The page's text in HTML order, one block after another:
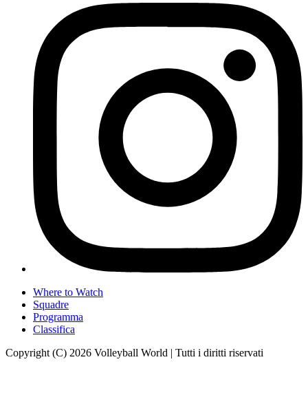
Where to Watch
Squadre
Programma
Classifica
Copyright (C) 2026 Volleyball World | Tutti i diritti riservati